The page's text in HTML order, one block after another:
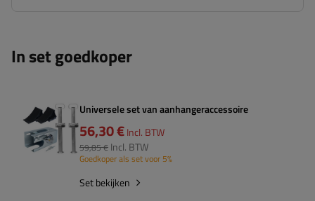
In set goedkoper
Universele set van aanhangeraccessoire
56,30 €Incl. BTW
59,85 € Incl. BTW
Goedkoper als set voor 5%
Set bekijken